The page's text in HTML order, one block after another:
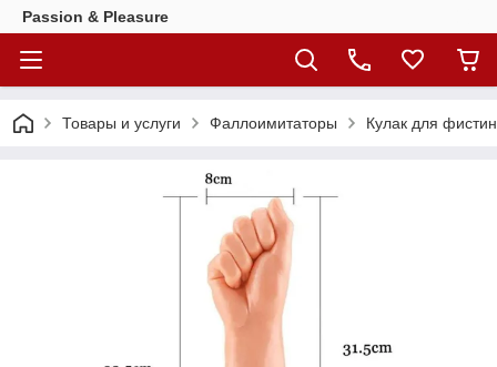
Passion & Pleasure
Товары и услуги Фаллоимитаторы Кулак для